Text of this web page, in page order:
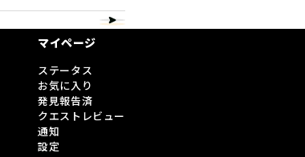
マイページ
ステータス
お気に入り
発見報告済
クエストレビュー
通知
設定